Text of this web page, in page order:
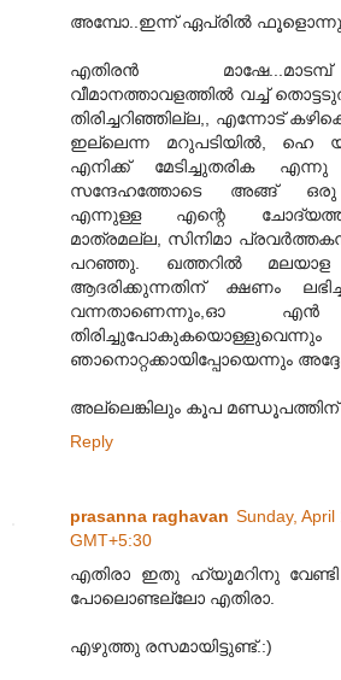
അമ്പോ..ഇന്ന് ഏപ്രിൽ
എതിരൻ
വീമാനത്താവളത്തിൽ വച്ച്
തിരിച്ചറിഞ്ഞില്ല,, എന്നോട്
ഇല്ലെന്ന മറുപടിയിൽ, ഹെ
എനിക്ക് മേടിച്ചുതരിക
സന്ദേഹത്തോടെ അങ്ങ്
എന്നുള്ള എന്റെ
മാത്രമല്ല, സിനിമാ
പറഞ്ഞു. ഖത്തറിൽ മലയാള
ആദരിക്കുന്നതിന് ക്ഷണം
വന്നതാണെന്നും,ഓ
ഞാനൊറ്റക്കായിപ്പോയെന്നും
അല്ലെങ്കിലും കൂപ മണ്ഡൂപത്തിന്
Reply
prasanna raghavan Sunday,
GMT+5:30
എതിരാ ഇതു ഹ്യൂമറിനു
പോലൊണ്ടല്ലോ എതിരാ.
എഴുത്തു രസമായിട്ടുണ്ട്.:)